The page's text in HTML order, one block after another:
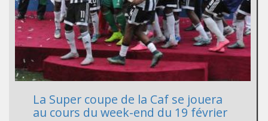
La Super coupe de la Caf se jouera
au cours du week-end du 19 février